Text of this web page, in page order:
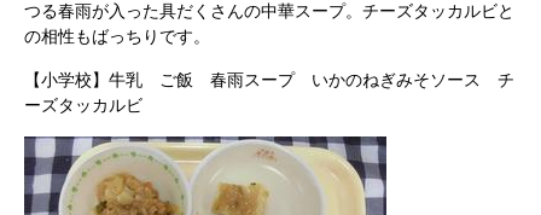
つる春雨が入った具だくさんの中華スープ。チーズタッカルビと
の相性もばっちりです。
【小学校】牛乳 ご飯 春雨スープ いかのねぎみそソース チ
ーズタッカルビ